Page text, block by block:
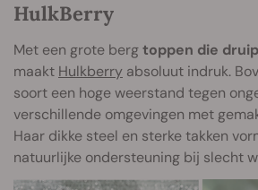
HulkBerry
Met een grote bergtoppen die
maakt Hulkberry absoluut indruk.
soort een hoge weerstand tegen
verschillende omgevingen met
Haar dikke steel en sterke takken
natuurlijke ondersteuning bij slecht